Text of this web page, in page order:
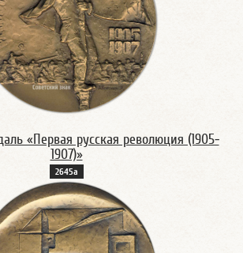
«Первая русская революция (1905-
1907)»
2645а